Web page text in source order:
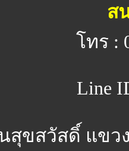
ส
โทร :
Line
สุขสวัสดิ์ แขว